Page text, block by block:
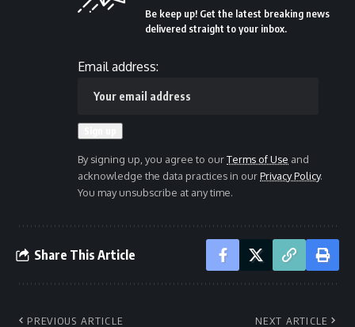
Be keep up! Get the latest breaking news
delivered straight to your inbox.
Email address:
By signing up, you agree to ourTerms of Use and
acknowledge the data practices in ourPrivacy Policy.
You may unsubscribe at any time.
Share This Article
PREVIOUS ARTICLE NEXT ARTICLE